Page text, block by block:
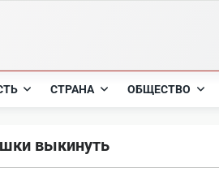
СТРАНА ОБЩЕСТВО
выкинуть